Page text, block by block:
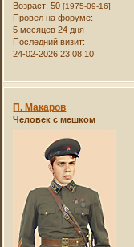
Возраст: 50[1975-09-16]
Провел на форуме:
5 месяцев 24 дня
Последний визит:
24-02-2026 23:08:10
П. Макаров
Человек с мешком